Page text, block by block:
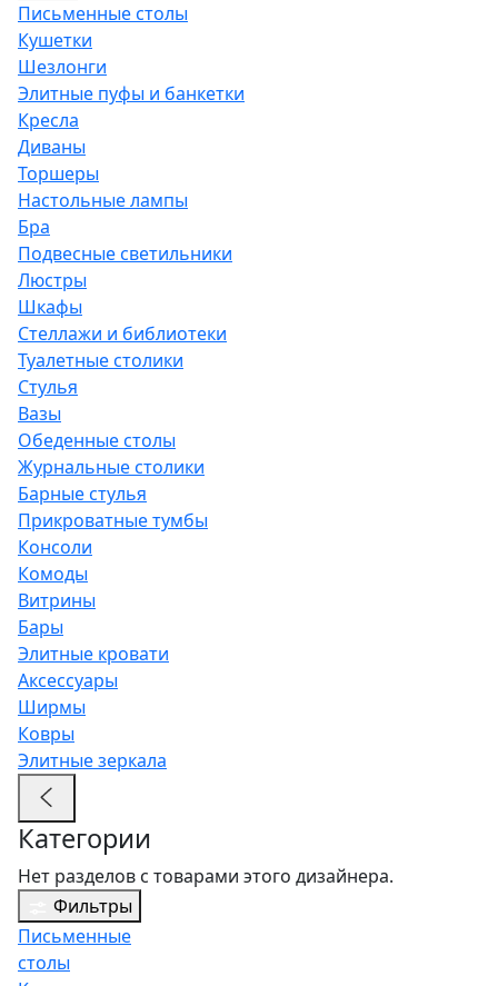
Письменные столы
Кушетки
Шезлонги
Элитные пуфы и банкетки
Кресла
Диваны
Торшеры
Настольные лампы
Бра
Подвесные светильники
Люстры
Шкафы
Стеллажи и библиотеки
Туалетные столики
Стулья
Вазы
Обеденные столы
Журнальные столики
Барные стулья
Прикроватные тумбы
Консоли
Комоды
Витрины
Бары
Элитные кровати
Аксессуары
Ширмы
Ковры
Элитные зеркала
Категории
Нет разделов с товарами этого дизайнера.
Фильтры
Письменные
столы